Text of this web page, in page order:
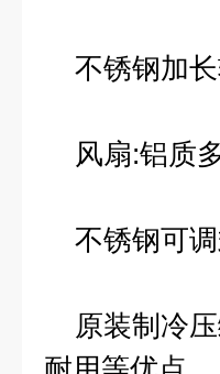
不锈钢加长
风扇:铝质
不锈钢可调
原装制冷压